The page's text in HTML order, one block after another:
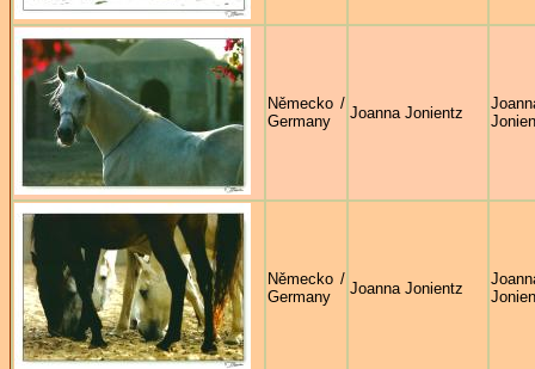
Německo /
Germany
Joanna Jonientz
Německo /
Germany
Joanna Jonientz